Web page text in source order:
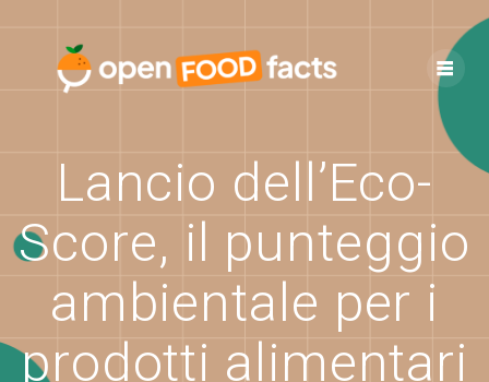
content
Lancio dell’Eco-
Score, il punteggio
ambientale per i
prodotti alimentari